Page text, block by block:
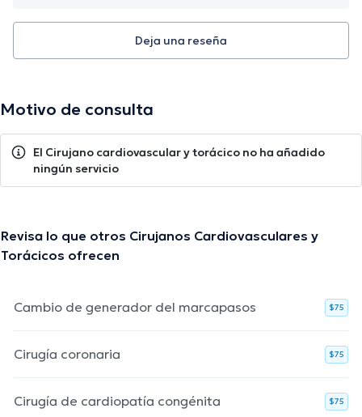
Deja una reseña
Motivo de consulta
El Cirujano cardiovascular y torácico no ha añadido
ningún servicio
Revisa lo que otros Cirujanos Cardiovasculares y
Torácicos ofrecen
Cambio de generador del marcapasos $75
Cirugía coronaria $75
Cirugía de cardiopatía congénita $75